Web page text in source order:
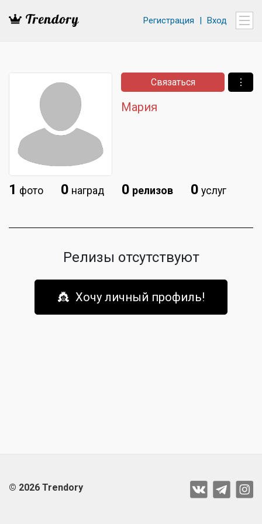
Регистрация | Вход
Мария
Связаться ⋮
1 фото 0 наград 0 релизов 0 услуг
Релизы отсутствуют
👸 Хочу личный профиль!
© 2026 Trendory